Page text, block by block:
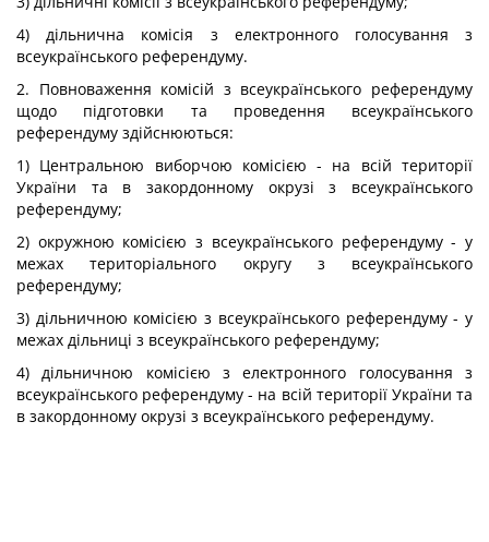
4) дільнична комісія з електронного голосування з
всеукраїнського референдуму.
2. Повноваження комісій з всеукраїнського референдуму
щодо підготовки та проведення всеукраїнського
референдуму здійснюються:
1) Центральною виборчою комісією - на всій території
України та в закордонному окрузі з всеукраїнського
референдуму;
2) окружною комісією з всеукраїнського референдуму - у
межах територіального округу з всеукраїнського
референдуму;
3) дільничною комісією з всеукраїнського референдуму - у
межах дільниці з всеукраїнського референдуму;
4) дільничною комісією з електронного голосування з
всеукраїнського референдуму - на всій території України та
в закордонному окрузі з всеукраїнського референдуму.